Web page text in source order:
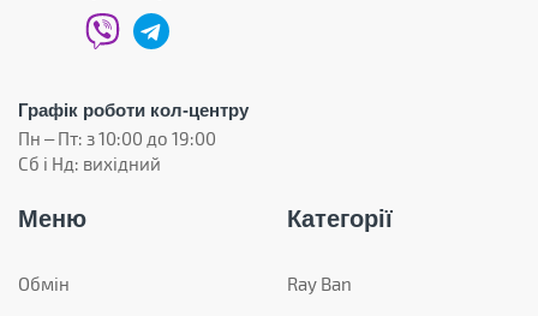
Графік роботи кол-центру
Пн – Пт: з 10:00 до 19:00
Сб і Нд: вихідний
Меню
Обмін
Категорії
Ray Ban